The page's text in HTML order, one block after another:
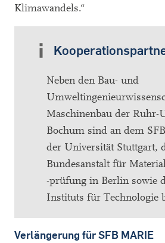
Klimawandels.“
Neben den Bau- und
Maschinenbau der Ruhr-
Bochum sind an dem
der Universität Stuttgart,
Bundesanstalt für
-prüfung in Berlin sowie
Instituts für Technologie
Verlängerung für SFB MARIE